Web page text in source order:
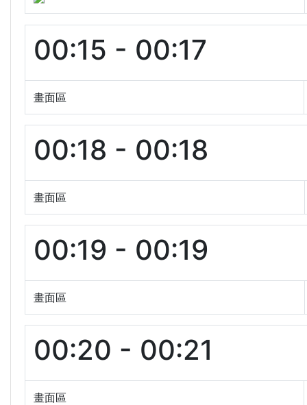
00:15 - 00:17
畫面區
00:18 - 00:18
畫面區
00:19 - 00:19
畫面區
00:20 - 00:21
畫面區